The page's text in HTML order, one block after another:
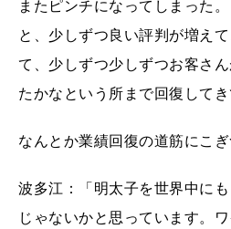
またピンチになってしまった
と、少しずつ良い評判が増え
て、少しずつ少しずつお客さ
たかなという所まで回復してき
なんとか業績回復の道筋にこ
波多江：「明太子を世界中に
じゃないかと思っています。